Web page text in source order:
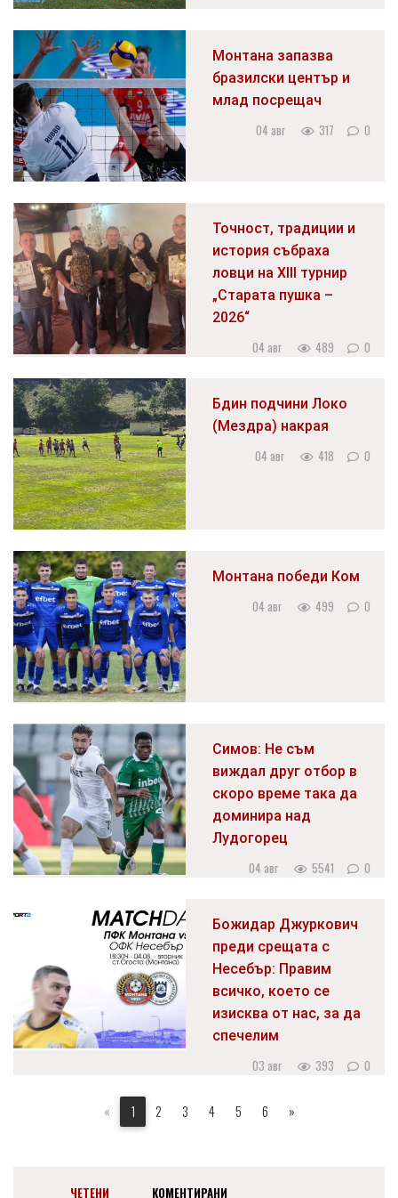
Монтана запазва
бразилски център и
млад посрещач
04 авг 317 0
Точност, традиции и
история събраха
ловци на XIII турнир
„Старата пушка –
2026“
04 авг 489 0
Бдин подчини Локо
(Мездра) накрая
04 авг 418 0
Монтана победи Ком
04 авг 499 0
Симов: Не съм
виждал друг отбор в
скоро време така да
доминира над
Лудогорец
04 авг 5541 0
Божидар Джуркович
преди срещата с
Несебър: Правим
всичко, което се
изисква от нас, за да
спечелим
03 авг 393 0
« 1 2 3 4 5 6 »
ЧЕТЕНИ КОМЕНТИРАНИ